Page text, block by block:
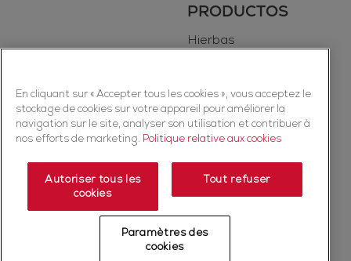
PRODUCTOS
Hierbas
Copyright © 2026 Ducros (McCormick & Company, Inc). Todos los
derechos reservados.
Política de cookies
En cliquant sur « Accepter tous les cookies », vous acceptez le
stockage de cookies sur votre appareil pour améliorer la
navigation sur le site, analyser son utilisation et contribuer à
nos efforts de marketing. Politique relative aux cookies
Autoriser tous les
cookies
Tout refuser
Paramètres des
cookies